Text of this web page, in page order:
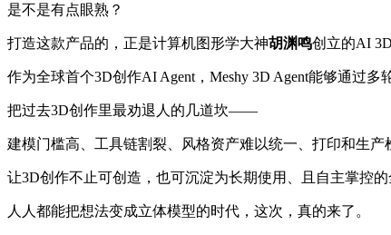
是不是有点眼熟？
打造这款产品的，正是计算机图形学大神胡渊鸣创立的AI
作为全球首个3D创作AI Agent，Meshy 3D Agent能够通过
把过去3D创作里最劝退人的几道坎——
建模门槛高、工具链割裂、风格资产难以统一、打印和生
让3D创作不止可创造，也可沉淀为长期使用、且自主掌控的
人人都能把想法变成立体模型的时代，这次，真的来了。